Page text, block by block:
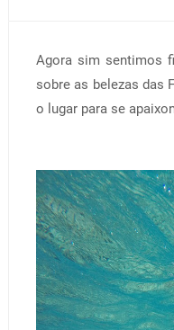
Agora sim sentimos
sobre as belezas das
o lugar para se